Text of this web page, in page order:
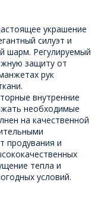
украшение
силуэт и
шарм. Регулируемый
защиту от
рук
внутренние
необходимые
на качественной
продувания и
тепла и
условий.